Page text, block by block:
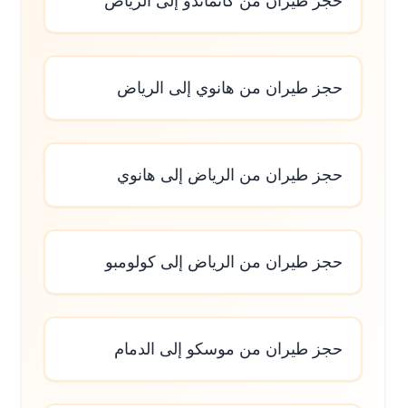
حجز طيران من هانوي إلى الرياض
حجز طيران من الرياض إلى هانوي
حجز طيران من الرياض إلى كولومبو
حجز طيران من موسكو إلى الدمام